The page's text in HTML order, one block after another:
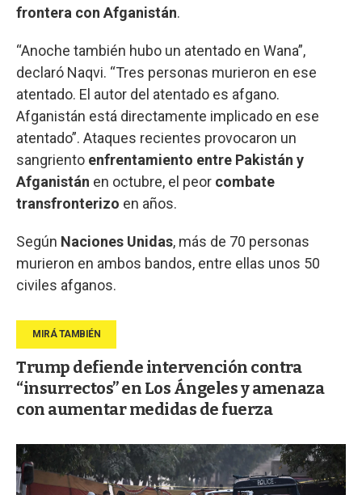
frontera con Afganistán.
“Anoche también hubo un atentado en Wana”,
declaró Naqvi. “Tres personas murieron en ese
atentado. El autor del atentado es afgano.
Afganistán está directamente implicado en ese
atentado”. Ataques recientes provocaron un
sangriento enfrentamiento entre Pakistán y
Afganistán en octubre, el peor combate
transfronterizo en años.
Según Naciones Unidas, más de 70 personas
murieron en ambos bandos, entre ellas unos 50
civiles afganos.
Trump defiende intervención contra
“insurrectos” en Los Ángeles y amenaza
con aumentar medidas de fuerza